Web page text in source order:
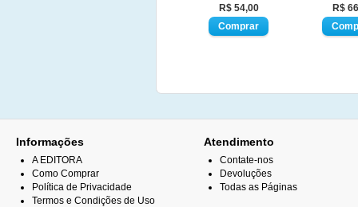
R$ 54,00
R$
Informações
A EDITORA
Como Comprar
Política de Privacidade
Termos e Condições de Uso
Atendimento
Contate-nos
Devoluções
Todas as Páginas